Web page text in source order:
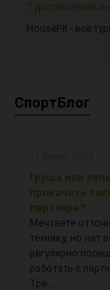
Туристический
HouseFit - все
СпортБлог
Груша или
прокачать
партнера?
Мечтаете
технику, но нет
регулярно
работать с
Тре...